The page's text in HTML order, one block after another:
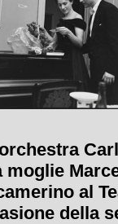
moglie
al
della